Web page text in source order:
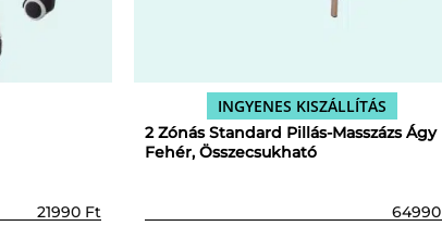
21990 Ft
INGYENES KISZÁLLÍTÁS
2 Zónás Standard Pillás-Masszázs Ágy
Fehér, Összecsukható
64990